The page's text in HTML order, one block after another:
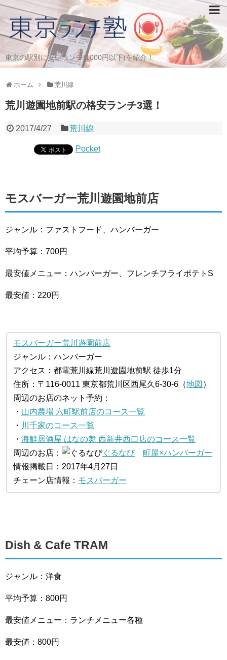
東京の駅別に安いランチ(1000円以下)を紹介！
ホーム 荒川線
荒川遊園地前駅の格安ランチ3選！
2017/4/27 荒川線
Pocket
モスバーガー荒川遊園地前店
ジャンル：ファストフード、ハンバーガー
平均予算：700円
最安値メニュー：ハンバーガー、フレンチフライポテトS
最安値：220円
モスバーガー荒川遊園前店
ジャンル：ハンバーガー
アクセス：都電荒川線荒川遊園地前駅 徒歩1分
住所：〒116-0011 東京都荒川区西尾久6-30-6（地図 ）
周辺のお店のネット予約：
・ 山内農場 六町駅前店のコース一覧
・ 川千家のコース一覧
・ 海鮮居酒屋 はなの舞 西新井西口店のコース一覧
周辺のお店：
ぐるなび
町屋×ハンバーガー
情報掲載日：2017年4月27日
チェーン店情報： モスバーガー
Dish & Cafe TRAM
ジャンル：洋食
平均予算：800円
最安値メニュー：ランチメニュー各種
最安値：800円